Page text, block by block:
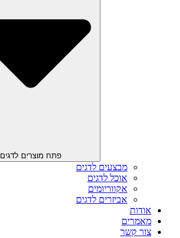
פתח מוצרים לדגים
מבצעים לדגים
אוכל לדגים
אקווריומים
אביזרים לדגים
אודות
מאמרים
צור קשר